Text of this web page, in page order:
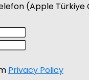
(Apple
Privacy Policy